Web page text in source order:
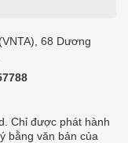
68 Dương
Chỉ được phát hành
bằng văn bản của